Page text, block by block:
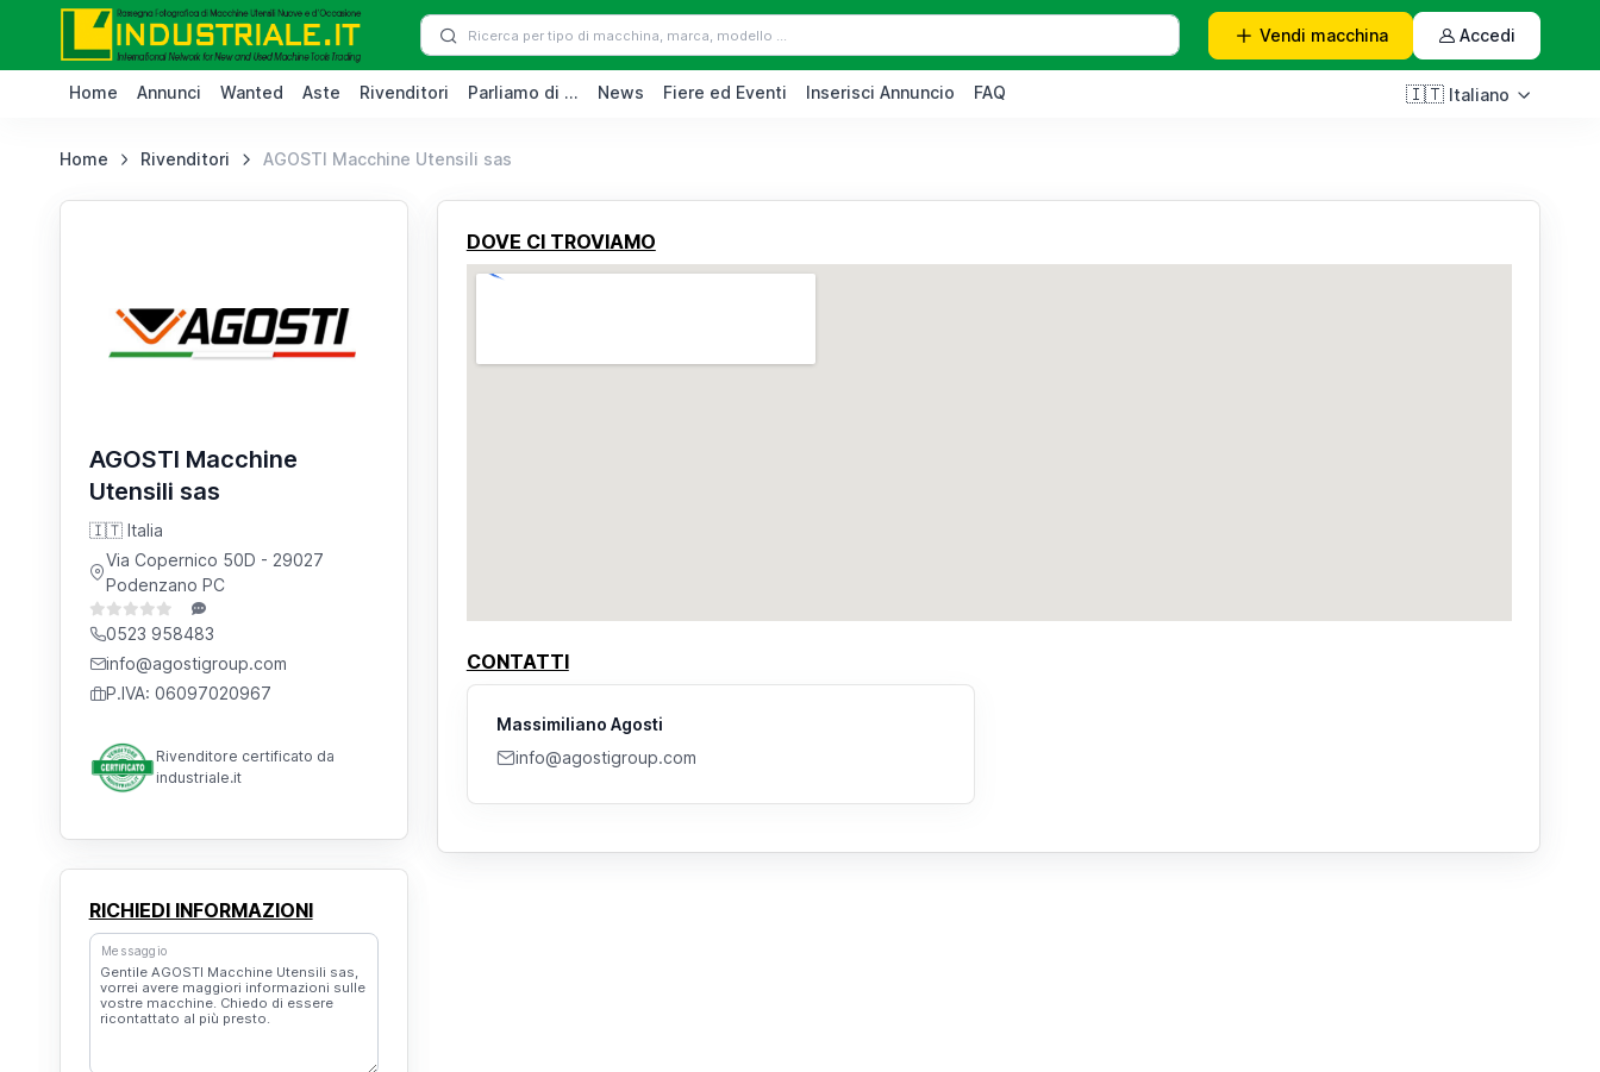
Vendi macchina Accedi
Home Annunci Wanted Aste Rivenditori Parliamo di ... News Fiere ed Eventi Inserisci Annuncio FAQ 🇮🇹 Italiano
Home Rivenditori AGOSTI Macchine Utensili sas
AGOSTI Macchine
Utensili sas
🇮🇹 Italia
Via Copernico 50D - 29027
Podenzano PC
0523 958483
info@agostigroup.com
P.IVA: 06097020967
Rivenditore certificato da
industriale.it
RICHIEDI INFORMAZIONI
Messaggio
DOVE CI TROVIAMO
CONTATTI
Massimiliano Agosti
info@agostigroup.com